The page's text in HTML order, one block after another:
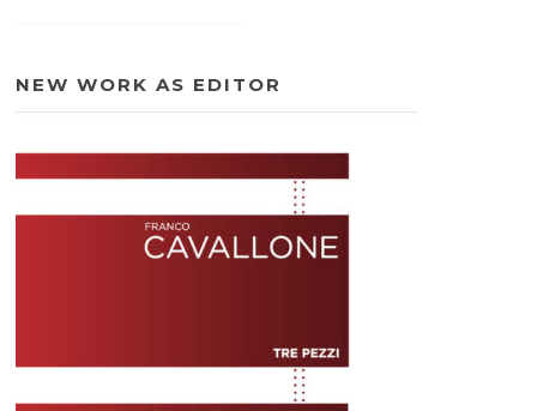
NEW WORK AS EDITOR